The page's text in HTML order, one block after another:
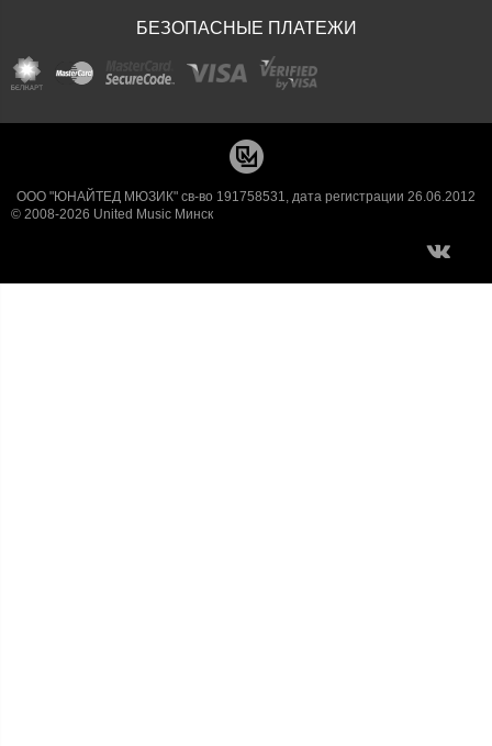
БЕЗОПАСНЫЕ ПЛАТЕЖИ
ООО "ЮНАЙТЕД МЮЗИК" св-во 191758531, дата регистрации 26.06.2012
© 2008-2026 United Music Минск